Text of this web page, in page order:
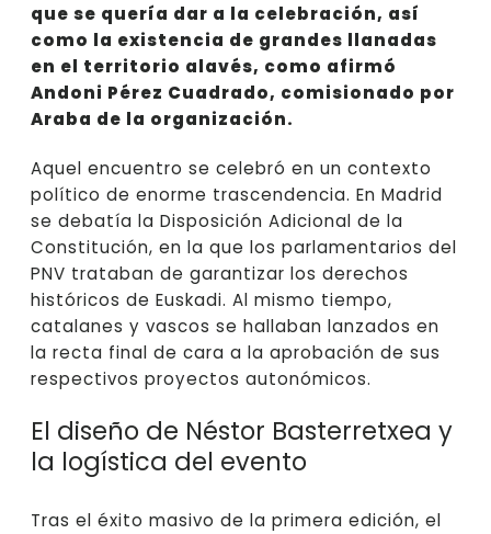
que se quería dar a la celebración, así
como la existencia de grandes llanadas
en el territorio alavés, como afirmó
Andoni Pérez Cuadrado, comisionado por
Araba de la organización.
Aquel encuentro se celebró en un contexto
político de enorme trascendencia. En Madrid
se debatía la Disposición Adicional de la
Constitución, en la que los parlamentarios del
PNV trataban de garantizar los derechos
históricos de Euskadi. Al mismo tiempo,
catalanes y vascos se hallaban lanzados en
la recta final de cara a la aprobación de sus
respectivos proyectos autonómicos.
El diseño de Néstor Basterretxea y
la logística del evento
Tras el éxito masivo de la primera edición, el